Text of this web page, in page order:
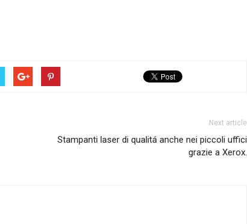
Next article
Stampanti laser di qualitá anche nei piccoli uffici
grazie a Xerox.